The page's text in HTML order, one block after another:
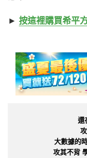
► 按這裡購買希平
還
大數據的
攻其不背